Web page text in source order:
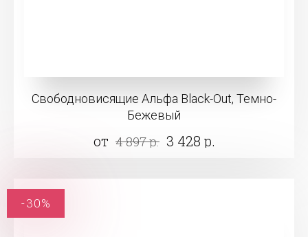
Свободновисящие Альфа Black-Out, Темно-
Бежевый
от 4 897 р. 3 428 р.
-30%